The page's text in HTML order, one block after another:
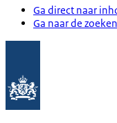
Ga direct naar
Ga naar de